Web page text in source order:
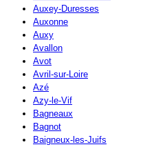
Auxey-Duresses
Auxonne
Auxy
Avallon
Avot
Avril-sur-Loire
Azé
Azy-le-Vif
Bagneaux
Bagnot
Baigneux-les-Juifs